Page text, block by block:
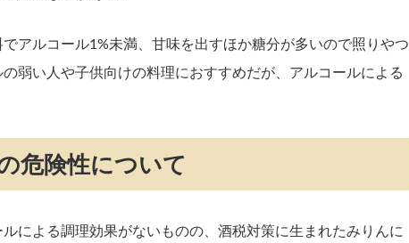
アルコール1%未満、甘味を出すほか糖分が多いので照りやつ
弱い人や子供向けの料理におすすめだが、アルコールによる
危険性について
による調理効果がないものの、酒税対策に生まれたみりんに